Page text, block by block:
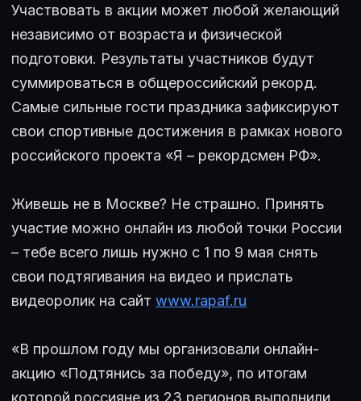
Участвовать в акции может любой желающий
независимо от возраста и физической
подготовки. Результаты участников будут
суммироваться в общероссийский рекорд.
Самые сильные гости праздника зафиксируют
свои спортивные достижения в рамках нового
российского проекта «Я – рекордсмен РФ».
Живешь не в Москве? Не страшно. Принять
участие можно онлайн из любой точки России
– тебе всего лишь нужно с 1 по 9 мая снять
свои подтягивания на видео и прислать
видеоролик на сайт www.rapaf.ru
«В прошлом году мы организовали онлайн-
акцию «Подтянись за победу», по итогам
которой россияне из 23 регионов выполнили